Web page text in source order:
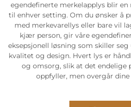
egendefinerte merkelapplys blir
til enhver setting. Om du ønsker å
med merkevarellys eller bare vil
kjær person, gir våre
eksepsjonell løsning som skiller
kvalitet og design. Hvert lys er
og omsorg, slik at det endelige
oppfyller, men overgår